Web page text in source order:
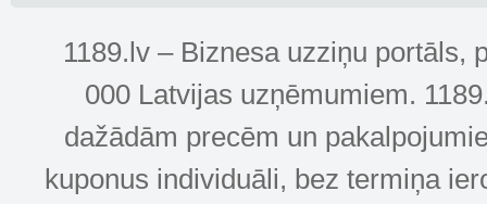
1189.lv – Biznesa uzziņu portāls,
000 Latvijas uzņēmumiem.
dažādām precēm un
kuponus individuāli, bez termiņa